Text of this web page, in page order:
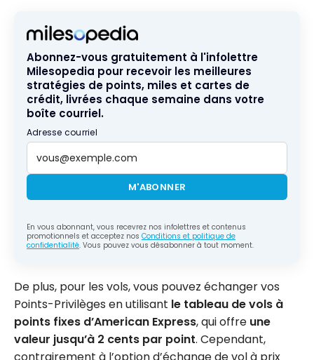
Abonnez-vous gratuitement à l'infolettre
Milesopedia pour recevoir les meilleures
stratégies de points, miles et cartes de
crédit, livrées chaque semaine dans votre
boîte courriel.
Adresse courriel
M'ABONNER
En vous abonnant, vous recevrez nos infolettres et contenus
promotionnels et acceptez nos Conditions et politique de
confidentialité. Vous pouvez vous désabonner à tout moment.
De plus, pour les vols, vous pouvez échanger vos
Points-Privilèges en utilisant le tableau de vols à
points fixes d’American Express, qui offre une
valeur jusqu’à 2 cents par point. Cependant,